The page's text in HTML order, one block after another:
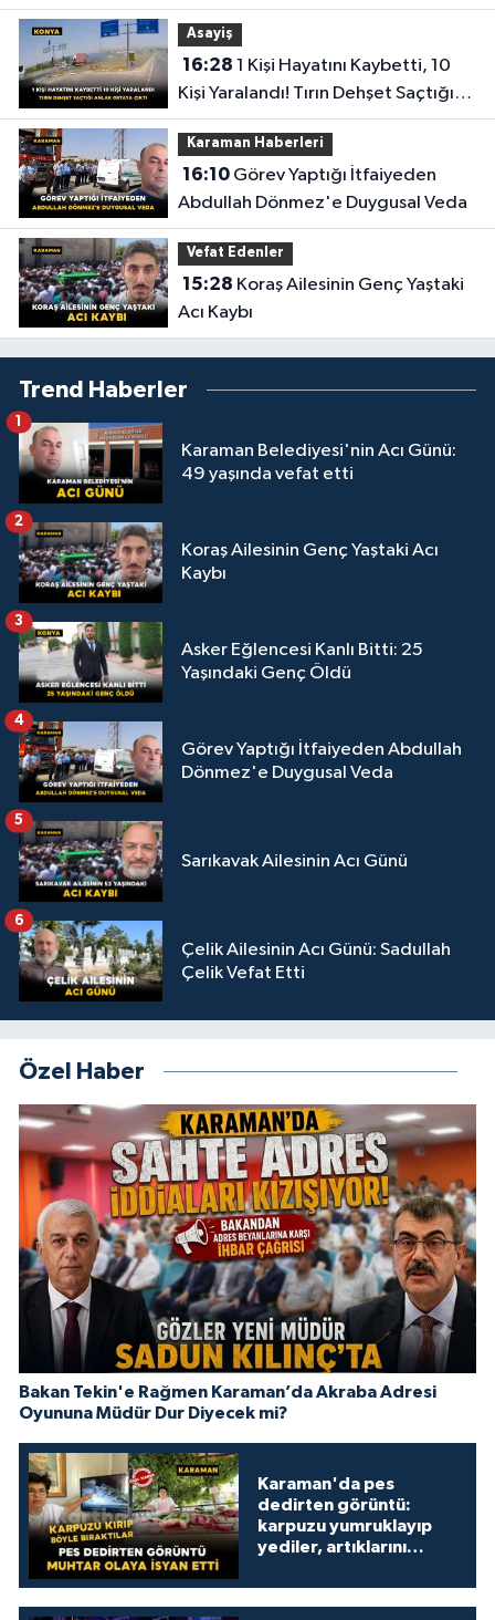
Asayiş
16:28
Kişi Yaralandı! Tırın Dehşet Saçtığı
Anlar Ortaya Çıktı
Karaman Haberleri
16:10Görev Yaptığı İtfaiyeden
Abdullah Dönmez'e Duygusal Veda
Vefat Edenler
15:28
Acı Kaybı
Trend Haberler
Karaman Belediyesi'nin Acı Günü:
49 yaşında vefat etti
1
Koraş Ailesinin Genç Yaştaki Acı
Kaybı
2
Asker Eğlencesi Kanlı Bitti: 25
Yaşındaki Genç Öldü
3
Görev Yaptığı İtfaiyeden Abdullah
Dönmez'e Duygusal Veda
4
Sarıkavak Ailesinin Acı Günü
5
Çelik Ailesinin Acı Günü: Sadullah
Çelik Vefat Etti
6
Özel Haber
Bakan Tekin'e Rağmen Karaman’da Akraba Adresi
Oyununa Müdür Dur Diyecek mi?
Karaman'da pes
dedirten görüntü:
karpuzu yumruklayıp
yediler, artıklarını